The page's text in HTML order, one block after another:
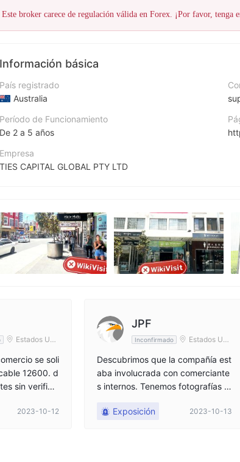
Este broker carece de regulación válida en Forex. ¡Por favor, tenga
Información básica
País registrado
Australia
Período de Funcionamiento
De 2 a 5 años
Empresa
TIES CAPITAL GLOBAL PTY LTD
Empleado de la empresa
--
Estados Uni
se soli
12600. d
sin verifica
2023-10-12
JPF
Inconfirmado
Estados Uni
Descubrimos que la compañía est
aba involucrada con comerciante
s internos. Tenemos fotografías e
volucrado, se presentó una queja.
Exposición 2023-10-13